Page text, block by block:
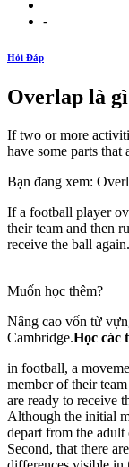
-
Hỏi Đáp
Overlap là
If two or more
have some parts that
Bạn đang xem:
If a football player
their team and then
receive the ball again.
Muốn học thêm?
Nâng cao vốn từ
Cambridge.Học các
in football, a
member of their
are ready to receive
Although the initial
depart from the
Second, that there